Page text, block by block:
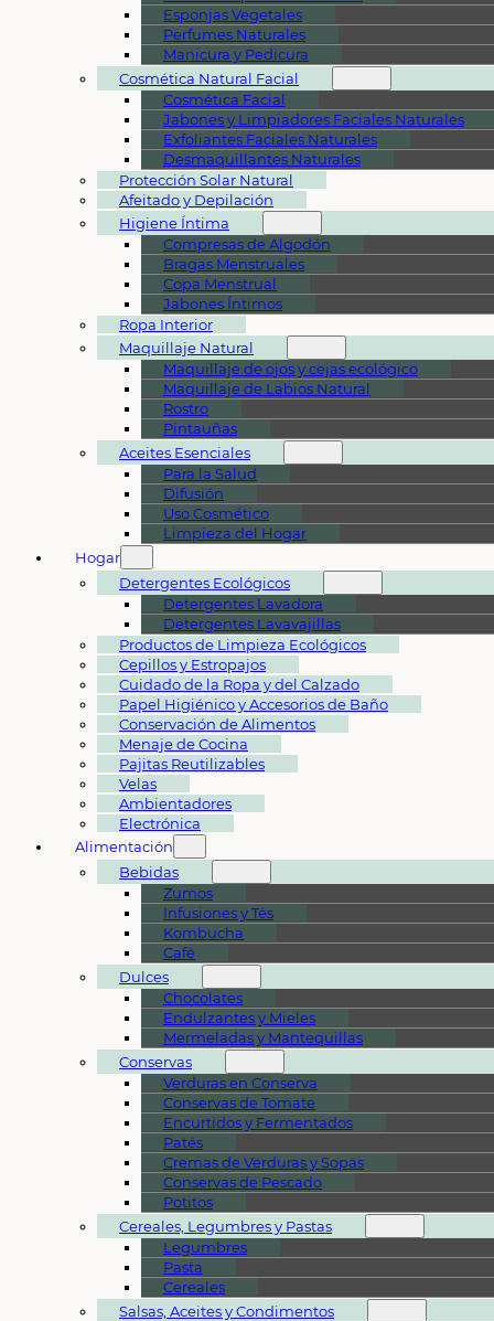
Esponjas Vegetales
Perfumes Naturales
Manicura y Pedicura
Cosmética Natural Facial
Cosmética Facial
Jabones y Limpiadores Faciales Naturales
Exfoliantes Faciales Naturales
Desmaquillantes Naturales
Protección Solar Natural
Afeitado y Depilación
Higiene Íntima
Compresas de Algodón
Bragas Menstruales
Copa Menstrual
Jabones Íntimos
Ropa Interior
Maquillaje Natural
Maquillaje de ojos y cejas ecológico
Maquillaje de Labios Natural
Rostro
Pintauñas
Aceites Esenciales
Para la Salud
Difusión
Uso Cosmético
Limpieza del Hogar
Hogar
Detergentes Ecológicos
Detergentes Lavadora
Detergentes Lavavajillas
Productos de Limpieza Ecológicos
Cepillos y Estropajos
Cuidado de la Ropa y del Calzado
Papel Higiénico y Accesorios de Baño
Conservación de Alimentos
Menaje de Cocina
Pajitas Reutilizables
Velas
Ambientadores
Electrónica
Alimentación
Bebidas
Zumos
Infusiones y Tés
Kombucha
Café
Dulces
Chocolates
Endulzantes y Mieles
Mermeladas y Mantequillas
Conservas
Verduras en Conserva
Conservas de Tomate
Encurtidos y Fermentados
Patés
Cremas de Verduras y Sopas
Conservas de Pescado
Potitos
Cereales, Legumbres y Pastas
Legumbres
Pasta
Cereales
Salsas, Aceites y Condimentos